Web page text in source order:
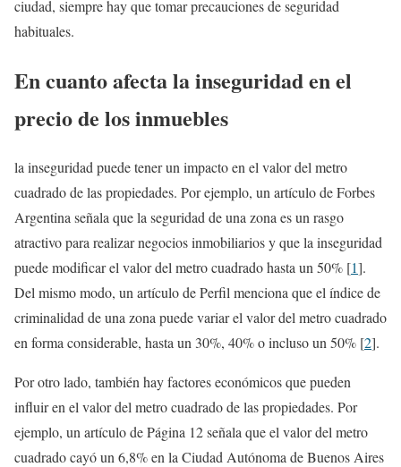
ciudad, siempre hay que tomar precauciones de seguridad
habituales.
En cuanto afecta la inseguridad en el
precio de los inmuebles
la inseguridad puede tener un impacto en el valor del metro
cuadrado de las propiedades. Por ejemplo, un artículo de Forbes
Argentina señala que la seguridad de una zona es un rasgo
atractivo para realizar negocios inmobiliarios y que la inseguridad
puede modificar el valor del metro cuadrado hasta un 50% [1].
Del mismo modo, un artículo de Perfil menciona que el índice de
criminalidad de una zona puede variar el valor del metro cuadrado
en forma considerable, hasta un 30%, 40% o incluso un 50% [2].
Por otro lado, también hay factores económicos que pueden
influir en el valor del metro cuadrado de las propiedades. Por
ejemplo, un artículo de Página 12 señala que el valor del metro
cuadrado cayó un 6,8% en la Ciudad Autónoma de Buenos Aires